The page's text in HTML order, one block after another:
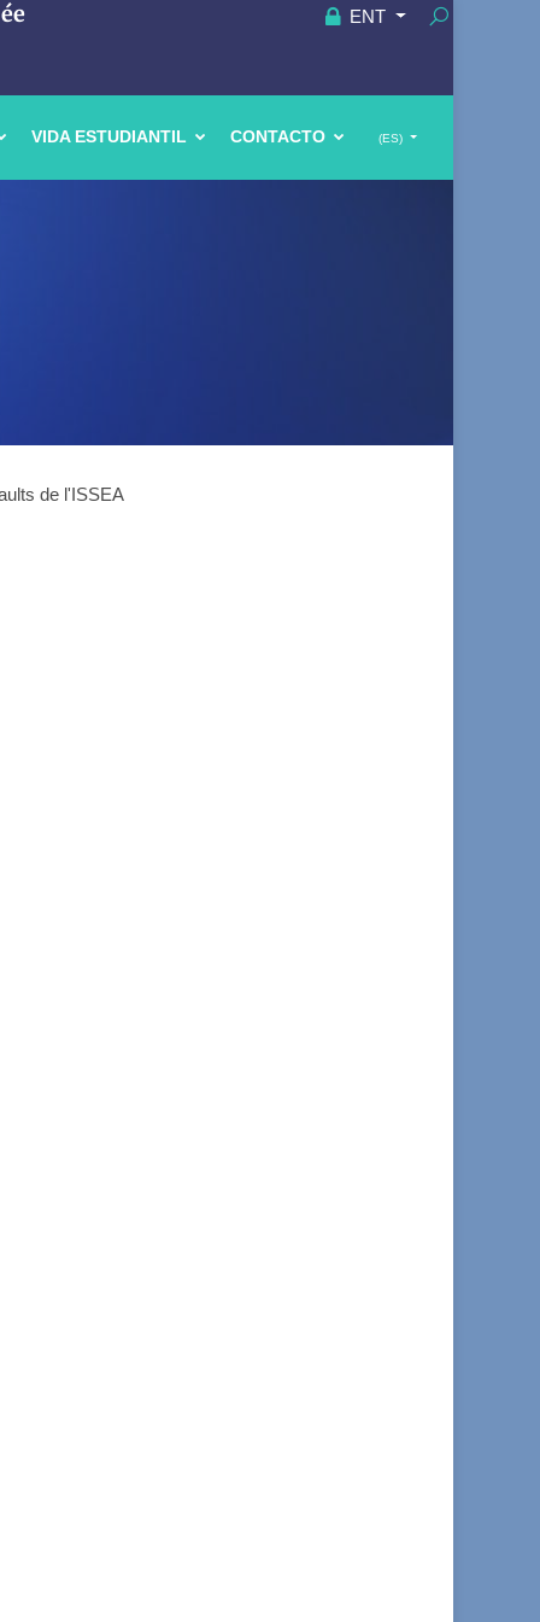
ENT
(ES)
VIDA ESTUDIANTIL CONTACTO
de l'ISSEA